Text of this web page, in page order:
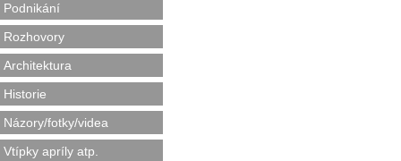
Podnikání
Rozhovory
Architektura
Historie
Názory/fotky/videa
Vtípky apríly atp.